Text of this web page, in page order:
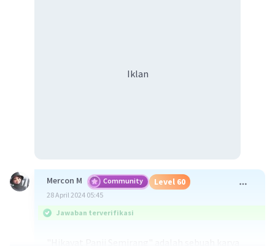
Iklan
Mercon M Community Level 60
28 April 2024 05:45
Jawaban terverifikasi